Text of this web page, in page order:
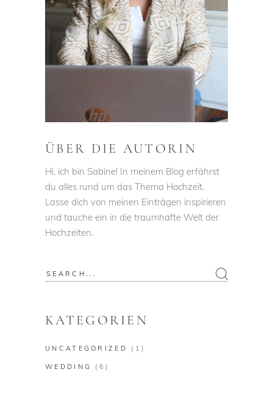
ÜBER DIE AUTORIN
Hi, ich bin Sabine! In meinem Blog erfährst
du alles rund um das Thema Hochzeit.
Lasse dich von meinen Einträgen inspirieren
und tauche ein in die traumhafte Welt der
Hochzeiten.
Search
KATEGORIEN
UNCATEGORIZED (1)
WEDDING (6)